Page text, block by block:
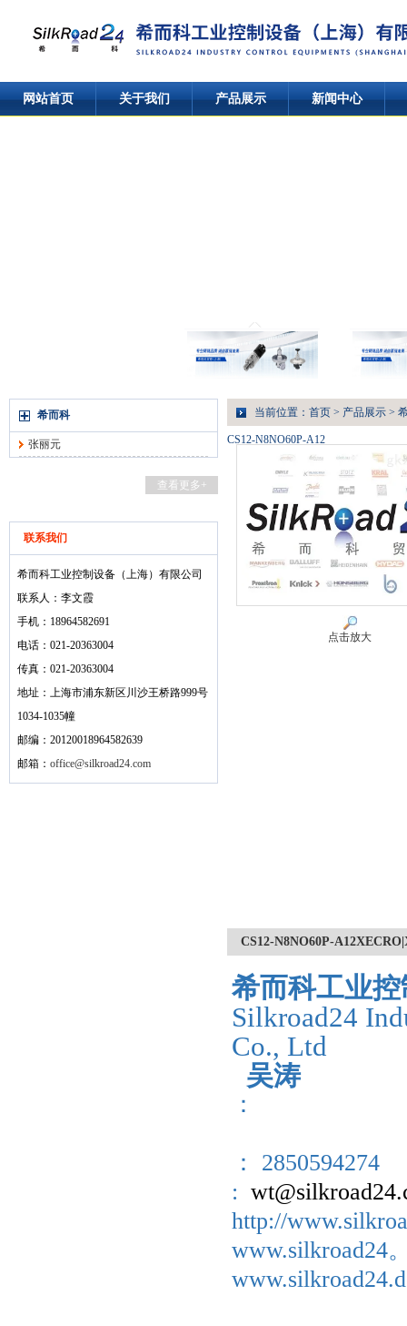
网站首页 关于我们 产品展示 新闻中心
希而科
张丽元
查看更多+
联系我们
希而科工业控制设备（上海）有限公司
联系人：李文霞
手机：18964582691
电话：021-20363004
传真：021-20363004
地址：上海市浦东新区川沙王桥路999号
1034-1035幢
邮编：20120018964582639
邮箱： office@silkroad24.com
当前位置： 首页 > 产品展示 >
CS12-N8NO60P-A12
点击放大
CS12-N8NO60P-
希而科工业
Silkroad24
Co., Ltd
吴涛
：
： 2850594274
:
http://
www.silkroad24